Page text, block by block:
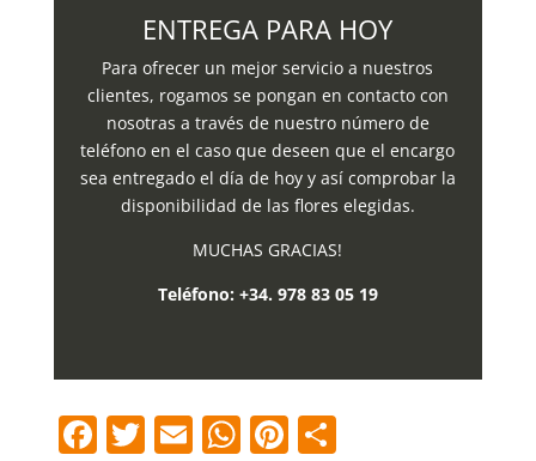
ENTREGA PARA HOY
Para ofrecer un mejor servicio a nuestros
clientes, rogamos se pongan en contacto con
nosotras a través de nuestro número de
teléfono en el caso que deseen que el encargo
sea entregado el día de hoy y así comprobar la
disponibilidad de las flores elegidas.
MUCHAS GRACIAS!
Teléfono: +34. 978 83 05 19
F T E W Pi C